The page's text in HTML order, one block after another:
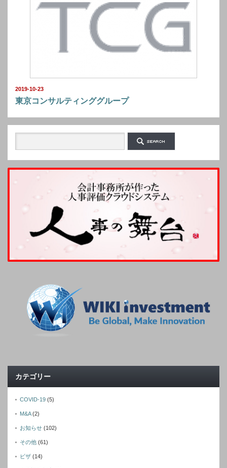
2019-10-23
東京コンサルティンググループ
カテゴリー
COVID-19 (5)
M&A(2)
お知らせ (102)
その他 (61)
ビザ (14)